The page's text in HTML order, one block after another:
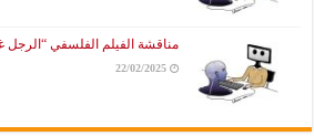
مناقشة الفيلم الفلسفي “الرجل
22/02/2025